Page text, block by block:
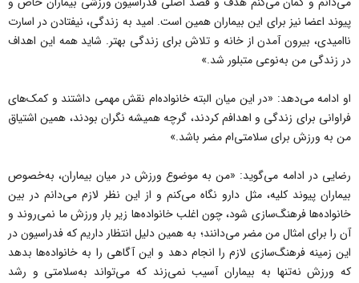
پیوند اعضا نیز برای این بیماران همین است. امید به زندگی، نیفتادن در اسارت
ناامیدی، بیرون آمدن از خانه و تلاش برای زندگی بهتر. شاید همه این اهداف
در زندگی من به‌نوعی متبلور شد.»
او ادامه می‌دهد: «در این میان البته خانواده‌ام نقش مهمی داشتند و کمک‌های
فراوانی برای زندگی و اهدافم کردند، گرچه همیشه نگران بودند، همین اشتیاق
من به ورزش برای سلامتی‌ام مضر باشد.»
رضایی در ادامه می‌گوید: «من به موضوع ورزش در میان بیماران، به‌خصوص
بیماران پیوند کلیه، مثل دارو نگاه می‌کنم و از این نظر لازم می‌دانم در بین
خانواده‌ها فرهنگ‌سازی شود، چون اغلب خانواده‌ها زیر بار ورزش ما نمی‌روند و
آن را برای امثال من مضر می‌دانند؛ به همین دلیل انتظار داریم که فدراسیون در
این زمینه فرهنگ‌سازی لازم را انجام دهد و این آگاهی را به خانواده‌ها بدهد
که ورزش نه‌تنها به بیماران آسیب نمی‌زند که می‌تواند به‌سلامتی و رشد